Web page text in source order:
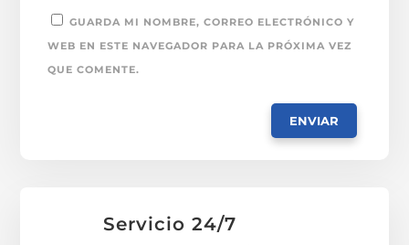
GUARDA MI NOMBRE, CORREO ELECTRÓNICO Y
WEB EN ESTE NAVEGADOR PARA LA PRÓXIMA VEZ
QUE COMENTE.
Servicio 24/7